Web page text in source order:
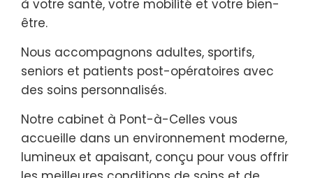
à votre santé, votre mobilité et votre bien-
être.
Nous accompagnons adultes, sportifs,
seniors et patients post-opératoires avec
des soins personnalisés.
Notre cabinet à Pont-à-Celles vous
accueille dans un environnement moderne,
lumineux et apaisant, conçu pour vous offrir